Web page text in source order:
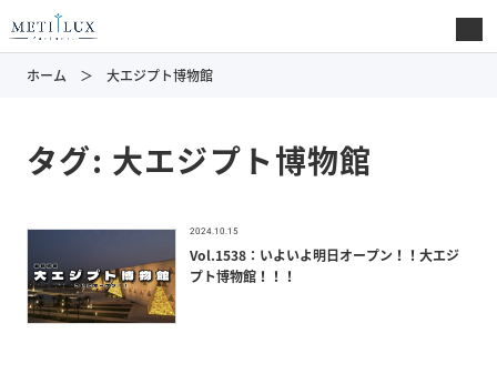
ホーム 大エジプト博物館
タグ: 大エジプト博物館
2024.10.15
Vol.1538：いよいよ明日オープン！！大エジ
プト博物館！！！